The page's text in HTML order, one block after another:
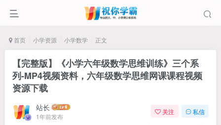
首页 小学资源 小学数学 正文
【完整版】《小学六年级数学思维训练》三个系
列-MP4视频资料，六年级数学思维网课课程视频
资源下载
站长
1年前发布
关注 私信